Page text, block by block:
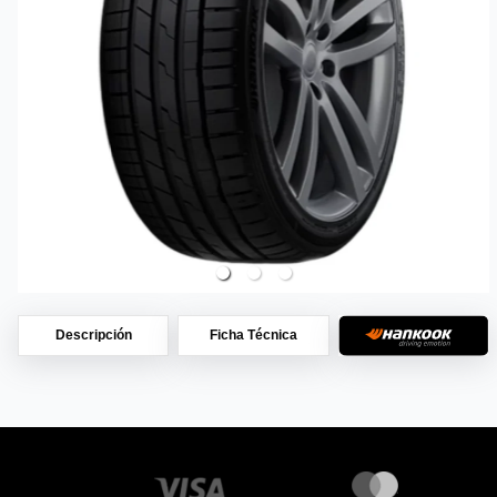
Descripción Ficha Técnica